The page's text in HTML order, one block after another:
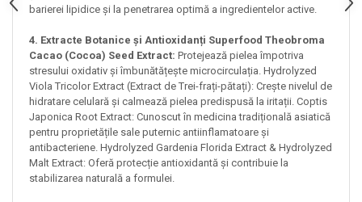
barierei lipidice și la penetrarea optimă a ingredientelor active.
4. Extracte Botanice și Antioxidanți Superfood Theobroma
Cacao (Cocoa) Seed Extract: Protejează pielea împotriva
stresului oxidativ și îmbunătățește microcirculația. Hydrolyzed
Viola Tricolor Extract (Extract de Trei-frați-pătați): Crește nivelul de
hidratare celulară și calmează pielea predispusă la iritații. Coptis
Japonica Root Extract: Cunoscut în medicina tradițională asiatică
pentru proprietățile sale puternic antiinflamatoare și
antibacteriene. Hydrolyzed Gardenia Florida Extract & Hydrolyzed
Malt Extract: Oferă protecție antioxidantă și contribuie la
stabilizarea naturală a formulei.